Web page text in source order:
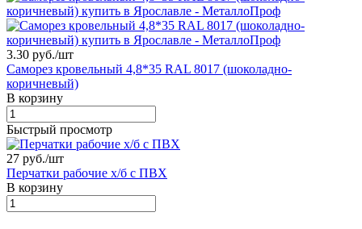
3.30 руб./шт
Саморез кровельный 4,8*35 RAL 8017 (шоколадно-
коричневый)
В корзину
Быстрый просмотр
27 руб./шт
Перчатки рабочие х/б с ПВХ
В корзину